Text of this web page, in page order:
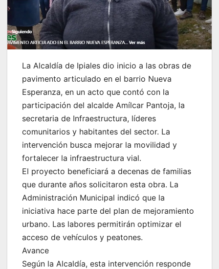
La Alcaldía de Ipiales dio inicio a las obras de
pavimento articulado en el barrio Nueva
Esperanza, en un acto que contó con la
participación del alcalde Amílcar Pantoja, la
secretaria de Infraestructura, líderes
comunitarios y habitantes del sector. La
intervención busca mejorar la movilidad y
fortalecer la infraestructura vial.
El proyecto beneficiará a decenas de familias
que durante años solicitaron esta obra. La
Administración Municipal indicó que la
iniciativa hace parte del plan de mejoramiento
urbano. Las labores permitirán optimizar el
acceso de vehículos y peatones.
Avance
Según la Alcaldía, esta intervención responde